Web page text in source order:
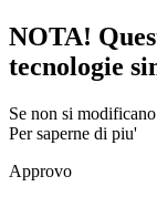
NOTA!
tecnologie
Se non si
Per saperne di piu'
Approvo